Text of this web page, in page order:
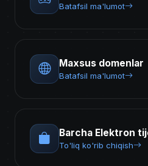
Batafsil ma'lumot
Maxsus domenlar
Batafsil ma'lumot
Barcha Elektron
To'liq ko'rib chiqish